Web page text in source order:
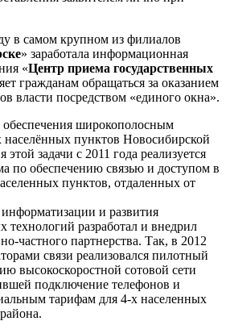
в самом крупном из филиалов
» заработала информационная
«Центр приема государственных
гражданам обращаться за оказанием
власти посредством «единого окна».
обеспечения широкополосным
пунктов Новосибирской
задачи с 2011 года реализуется
по обеспечению связью и доступом в
пунктов, отдаленных от
и развития
технологий разработал и внедрил
частного партнерства. Так, в 2012
связи реализовался пилотный
высокоскоростной сотовой сети
подключение телефонов и
тарифам для 4-х населенных